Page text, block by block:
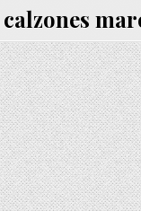
calzones